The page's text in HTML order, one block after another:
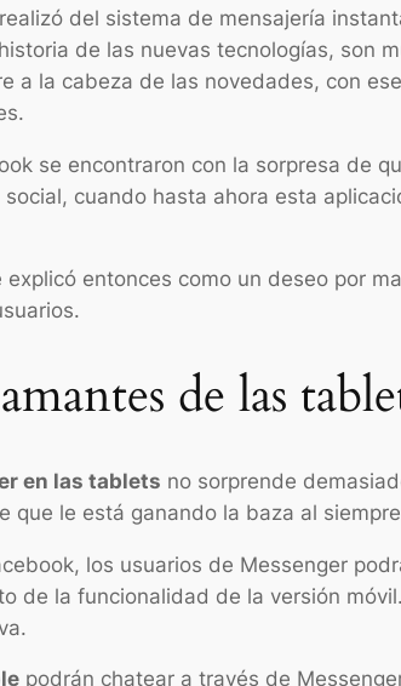
realizó del sistema de mensajería
de las nuevas tecnologías, son
a la cabeza de las novedades, con
se encontraron con la sorpresa de
cuando hasta ahora esta
entonces como un deseo por
de las
en las tablets no sorprende
que le está ganando la baza al
los usuarios de Messenger
de la funcionalidad de la versión
podrán chatear a través de